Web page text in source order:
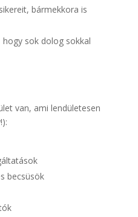
bármekkora is
sok dolog sokkal
van, ami lendületesen
becsüsök